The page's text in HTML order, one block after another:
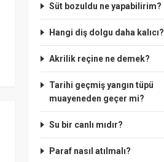
Süt bozuldu ne yapabilirim?
Hangi diş dolgu daha kalıcı?
Akrilik reçine ne demek?
Tarihi geçmiş yangın tüpü
muayeneden geçer mi?
Su bir canlı mıdır?
Paraf nasıl atılmalı?